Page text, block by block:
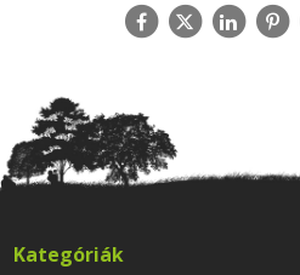
Kategóriák